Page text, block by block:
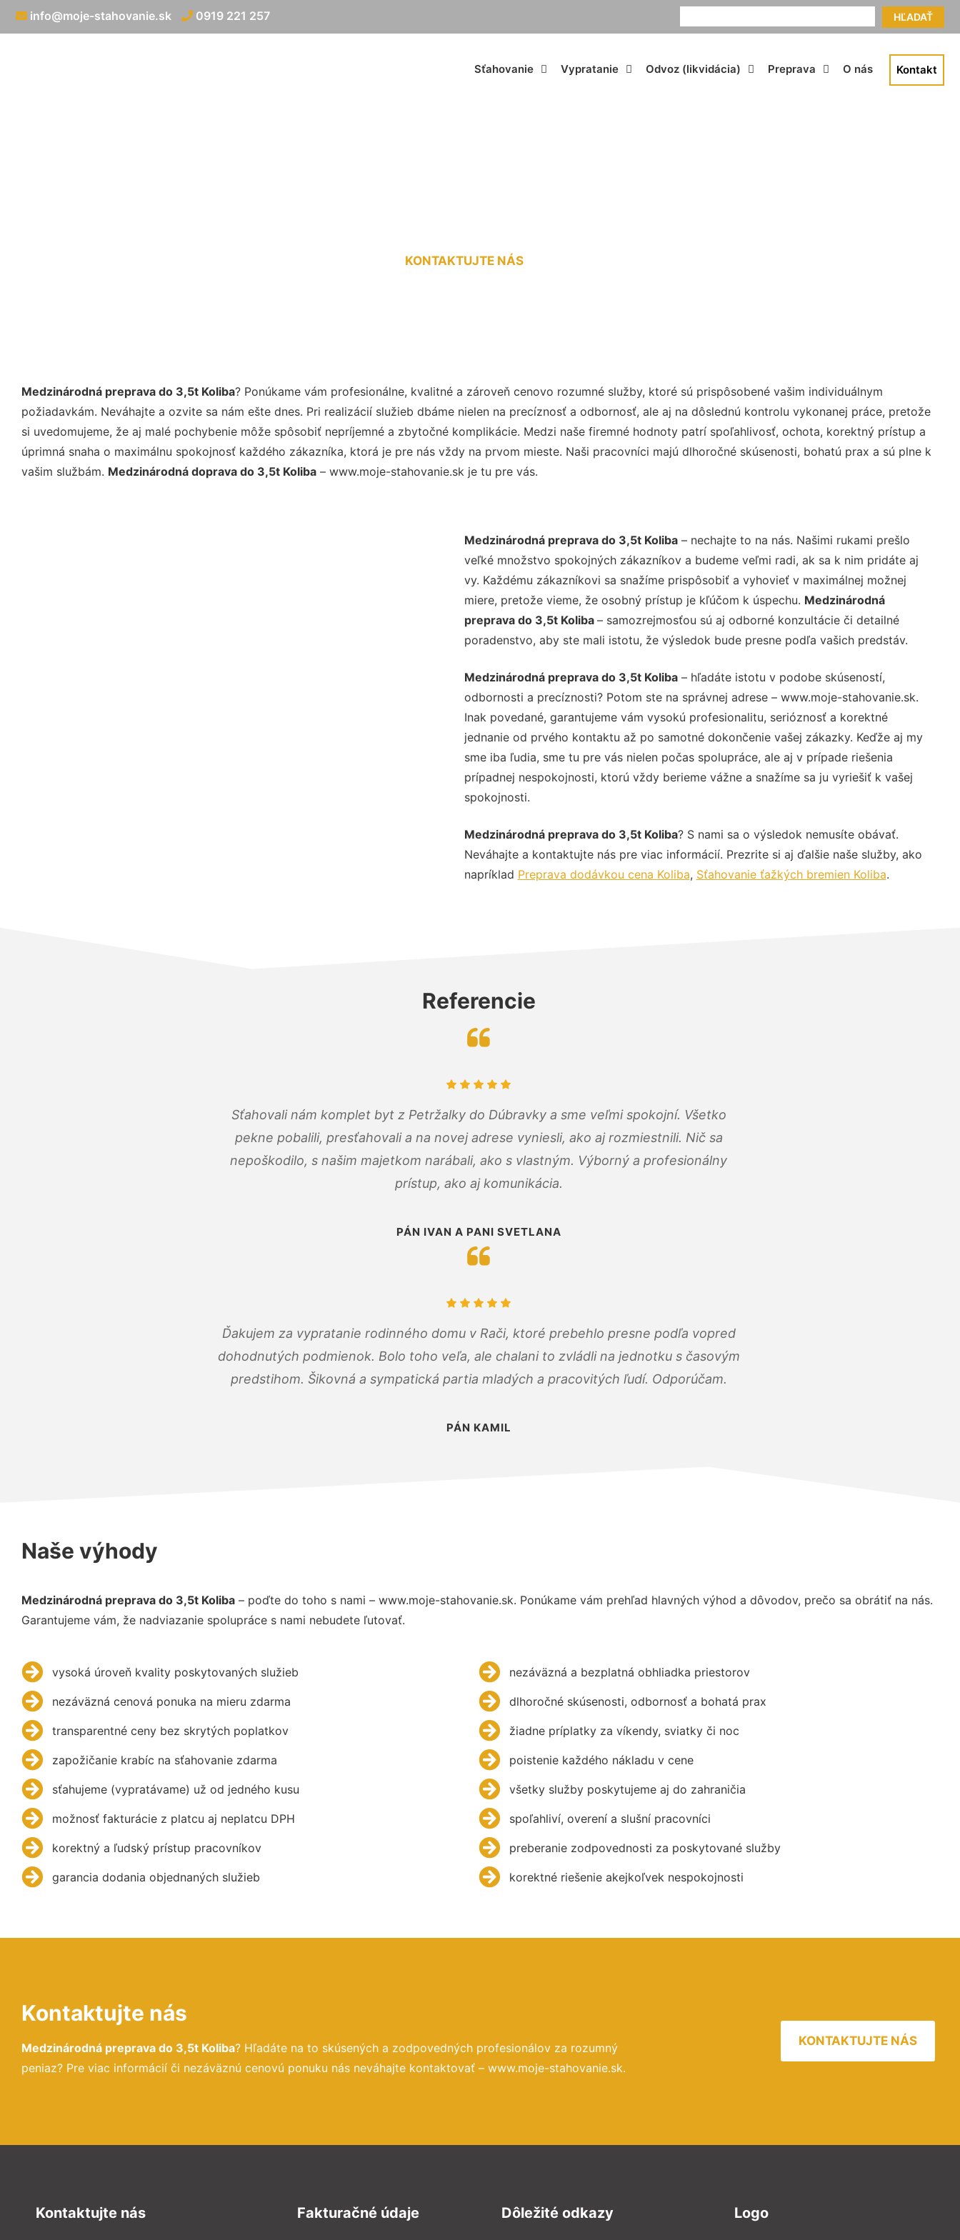
HĽADAŤ
info@moje-stahovanie.sk 0919 221 257
Sťahovanie Vypratanie Odvoz (likvidácia) Preprava O nás Kontakt
KONTAKTUJTE NÁS
Medzinárodná preprava do 3,5t Koliba? Ponúkame vám profesionálne, kvalitné a zároveň cenovo rozumné služby, ktoré sú prispôsobené vašim individuálnym
požiadavkám. Neváhajte a ozvite sa nám ešte dnes. Pri realizácií služieb dbáme nielen na precíznosť a odbornosť, ale aj na dôslednú kontrolu vykonanej práce, pretože
si uvedomujeme, že aj malé pochybenie môže spôsobiť nepríjemné a zbytočné komplikácie. Medzi naše firemné hodnoty patrí spoľahlivosť, ochota, korektný prístup a
úprimná snaha o maximálnu spokojnosť každého zákazníka, ktorá je pre nás vždy na prvom mieste. Naši pracovníci majú dlhoročné skúsenosti, bohatú prax a sú plne k
vašim službám. Medzinárodná doprava do 3,5t Koliba – www.moje-stahovanie.sk je tu pre vás.
Medzinárodná preprava do 3,5t Koliba– nechajte to na nás. Našimi rukami prešlo
veľké množstvo spokojných zákazníkov a budeme veľmi radi, ak sa k nim pridáte aj
vy. Každému zákazníkovi sa snažíme prispôsobiť a vyhovieť v maximálnej možnej
miere, pretože vieme, že osobný prístup je kľúčom k úspechu. Medzinárodná
preprava do 3,5t Koliba – samozrejmosťou sú aj odborné konzultácie či detailné
poradenstvo, aby ste mali istotu, že výsledok bude presne podľa vašich predstáv.
Medzinárodná preprava do 3,5t Koliba– hľadáte istotu v podobe skúseností,
odbornosti a precíznosti? Potom ste na správnej adrese – www.moje-stahovanie.sk.
Inak povedané, garantujeme vám vysokú profesionalitu, serióznosť a korektné
jednanie od prvého kontaktu až po samotné dokončenie vašej zákazky. Keďže aj my
sme iba ľudia, sme tu pre vás nielen počas spolupráce, ale aj v prípade riešenia
prípadnej nespokojnosti, ktorú vždy berieme vážne a snažíme sa ju vyriešiť k vašej
spokojnosti.
Medzinárodná preprava do 3,5t Koliba? S nami sa o výsledok nemusíte obávať.
Neváhajte a kontaktujte nás pre viac informácií. Prezrite si aj ďalšie naše služby, ako
napríklad Preprava dodávkou cena Koliba, Sťahovanie ťažkých bremien Koliba.
Referencie
Sťahovali nám komplet byt z Petržalky do Dúbravky a sme veľmi spokojní. Všetko
pekne pobalili, presťahovali a na novej adrese vyniesli, ako aj rozmiestnili. Nič sa
nepoškodilo, s našim majetkom narábali, ako s vlastným. Výborný a profesionálny
prístup, ako aj komunikácia.
PÁN IVAN A PANI SVETLANA
Ďakujem za vypratanie rodinného domu v Rači, ktoré prebehlo presne podľa vopred
dohodnutých podmienok. Bolo toho veľa, ale chalani to zvládli na jednotku s časovým
predstihom. Šikovná a sympatická partia mladých a pracovitých ľudí. Odporúčam.
PÁN KAMIL
Naše výhody
Medzinárodná preprava do 3,5t Koliba – poďte do toho s nami – www.moje-stahovanie.sk. Ponúkame vám prehľad hlavných výhod a dôvodov, prečo sa obrátiť na nás.
Garantujeme vám, že nadviazanie spolupráce s nami nebudete ľutovať.
vysoká úroveň kvality poskytovaných služieb
nezáväzná cenová ponuka na mieru zdarma
transparentné ceny bez skrytých poplatkov
zapožičanie krabíc na sťahovanie zdarma
sťahujeme (vypratávame) už od jedného kusu
možnosť fakturácie z platcu aj neplatcu DPH
korektný a ľudský prístup pracovníkov
garancia dodania objednaných služieb
nezáväzná a bezplatná obhliadka priestorov
dlhoročné skúsenosti, odbornosť a bohatá prax
žiadne príplatky za víkendy, sviatky či noc
poistenie každého nákladu v cene
všetky služby poskytujeme aj do zahraničia
spoľahliví, overení a slušní pracovníci
preberanie zodpovednosti za poskytované služby
korektné riešenie akejkoľvek nespokojnosti
Kontaktujte nás
Medzinárodná preprava do 3,5t Koliba? Hľadáte na to skúsených a zodpovedných profesionálov za rozumný
peniaz? Pre viac informácií či nezáväznú cenovú ponuku nás neváhajte kontaktovať – www.moje-stahovanie.sk.
KONTAKTUJTE NÁS
Kontaktujte nás Fakturačné údaje Dôležité odkazy Logo